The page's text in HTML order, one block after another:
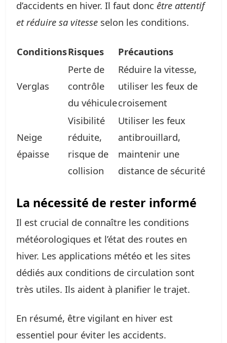
d’accidents en hiver. Il faut donc être attentif
et réduire sa vitesse selon les conditions.
ConditionsRisques Précautions
Verglas
Perte de
contrôle
du véhicule
Réduire la vitesse,
utiliser les feux de
croisement
Neige
épaisse
Visibilité
réduite,
risque de
collision
Utiliser les feux
antibrouillard,
maintenir une
distance de sécurité
La nécessité de rester informé
Il est crucial de connaître les conditions
météorologiques et l’état des routes en
hiver. Les applications météo et les sites
dédiés aux conditions de circulation sont
très utiles. Ils aident à planifier le trajet.
En résumé, être vigilant en hiver est
essentiel pour éviter les accidents.